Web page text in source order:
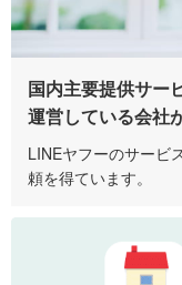
国内主要提供サー
運営している会社
LINEヤフーのサービ
頼を得ています。